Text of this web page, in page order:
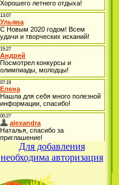
Для добавления
необходима авторизация